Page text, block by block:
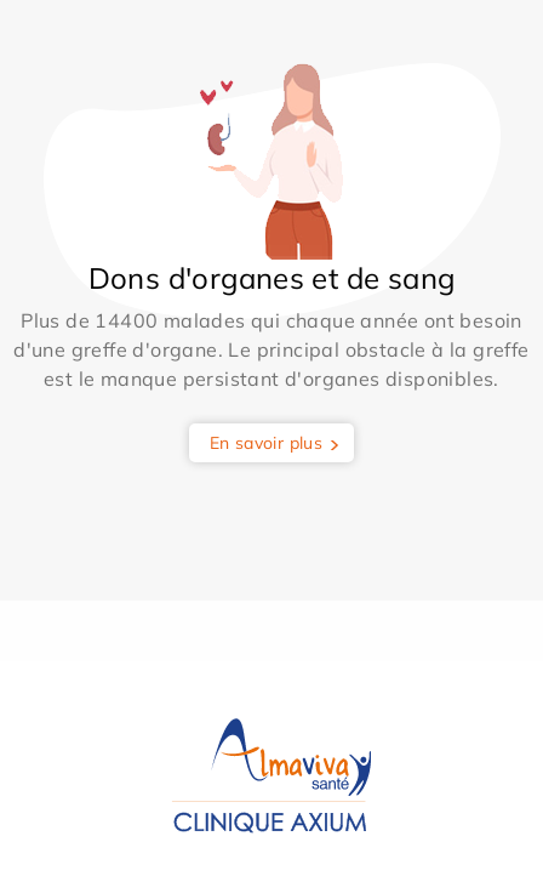
Dons d'organes et de sang
Plus de 14400 malades qui chaque année ont besoin
d'une greffe d'organe. Le principal obstacle à la greffe
est le manque persistant d'organes disponibles.
En savoir plus